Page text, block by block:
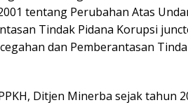
tentang Perubahan Atas
Tindak Pidana Korupsi
dan Pemberantasan
Ditjen Minerba sejak tahun